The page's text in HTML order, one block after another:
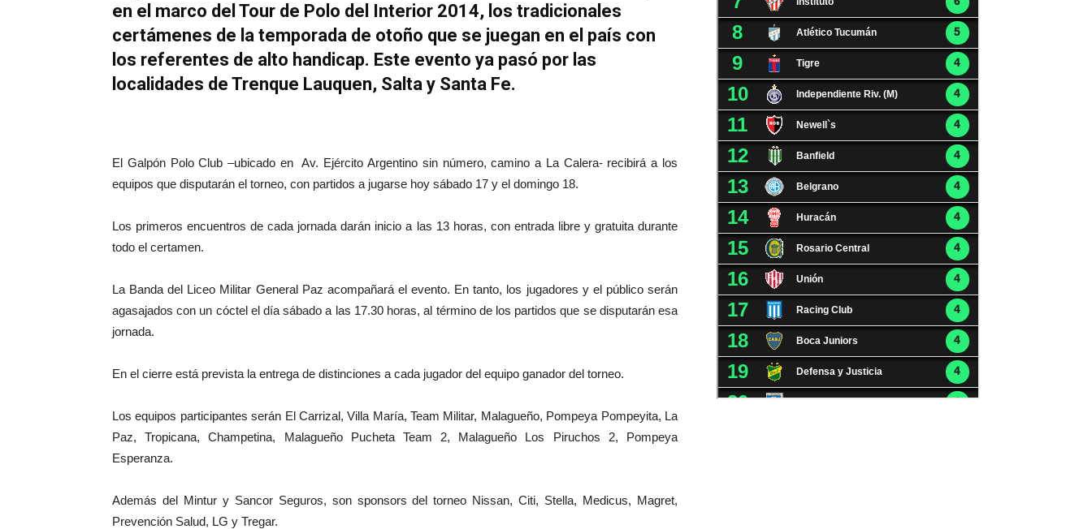
en el marco del Tour de Polo del Interior 2014, los tradicionales
certámenes de la temporada de otoño que se juegan en el país con
los referentes de alto handicap. Este evento ya pasó por las
localidades de Trenque Lauquen, Salta y Santa Fe.
El Galpón Polo Club –ubicado en Av. Ejército Argentino sin número, camino a La Calera- recibirá a los
equipos que disputarán el torneo, con partidos a jugarse hoy sábado 17 y el domingo 18.
Los primeros encuentros de cada jornada darán inicio a las 13 horas, con entrada libre y gratuita durante
todo el certamen.
La Banda del Liceo Militar General Paz acompañará el evento. En tanto, los jugadores y el público serán
agasajados con un cóctel el día sábado a las 17.30 horas, al término de los partidos que se disputarán esa
jornada.
En el cierre está prevista la entrega de distinciones a cada jugador del equipo ganador del torneo.
Los equipos participantes serán El Carrizal, Villa María, Team Militar, Malagueño, Pompeya Pompeyita, La
Paz, Tropicana, Champetina, Malagueño Pucheta Team 2, Malagueño Los Piruchos 2, Pompeya
Esperanza.
Además del Mintur y Sancor Seguros, son sponsors del torneo Nissan, Citi, Stella, Medicus, Magret,
Prevención Salud, LG y Tregar.